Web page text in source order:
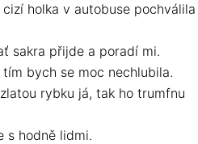
holka v autobuse pochválila
sakra přijde a poradí mi.
bych se moc nechlubila.
rybku já, tak ho trumfnu
s hodně lidmi.